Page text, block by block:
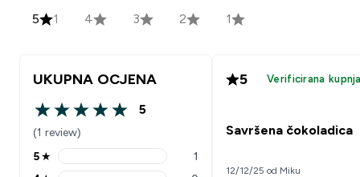
5 1 4 3 2 1
UKUPNA OCJENA
5 out of 5 stars
5
(1 review)
5 stars rating 1 reviews
5★ 1
5 Verificirana
Savršena čokoladica
12/12/25 od Miku